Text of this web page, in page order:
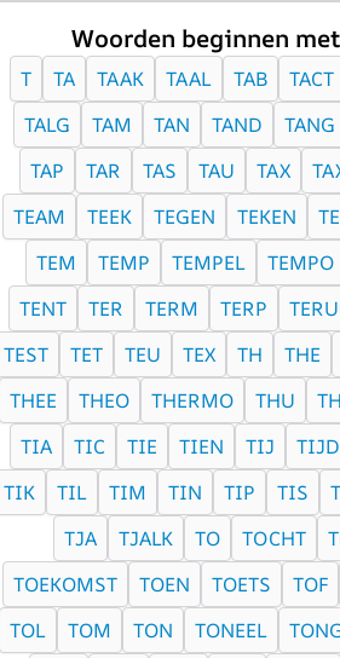
Woorden beginnen met _
T TA TAAK TAAL TAB TACT
TALG
TAM TAN TAND TANG
TAP
TAR TAS TAU TAX
TEAM
TEEK TEGEN TEKEN
TEM
TEMP TEMPEL TEMPO
TENT
TER TERM TERP
TEST
TET TEU TEX TH THE
THEE
THEO THERMO THU
TIA
TIC TIE TIEN TIJ TIJD
TIK
TIL TIM TIN TIP TIS
TJA
TJALK TO TOCHT
TOEKOMST
TOEN TOETS TOF
TOL
TOM TON TONEEL